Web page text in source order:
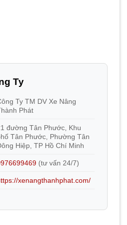
Ty
Ty TM DV Xe Nâng
Phát
đường Tân Phước, Khu
Tân Phước, Phường Tân
Hiệp, TP Hồ Chí Minh
(tư vấn 24/7)
xenangthanhphat.com/